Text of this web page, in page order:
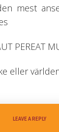
mest
PEREAT
eller
LEAVE A REPLY